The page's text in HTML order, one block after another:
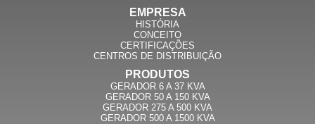
EMPRESA
HISTÓRIA
CONCEITO
CERTIFICAÇÕES
CENTROS DE DISTRIBUIÇÃO
PRODUTOS
GERADOR 6 A 37 KVA
GERADOR 50 A 150 KVA
GERADOR 275 A 500 KVA
GERADOR 500 A 1500 KVA